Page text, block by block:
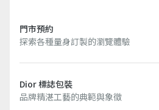
門市預約
探索各種量身訂製的瀏覽體驗
Dior 標誌包裝
品牌精湛工藝的典範與象徵